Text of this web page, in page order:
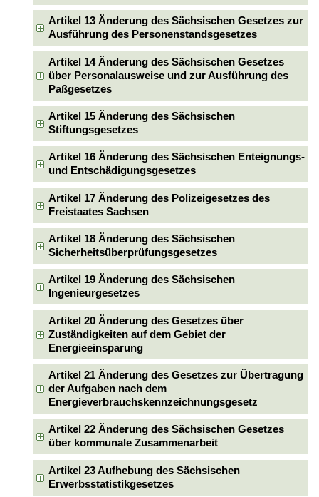
Artikel 13 Änderung des Sächsischen Gesetzes zur
Ausführung des Personenstandsgesetzes
Artikel 14 Änderung des Sächsischen Gesetzes
über Personalausweise und zur Ausführung des
Paßgesetzes
Artikel 15 Änderung des Sächsischen
Stiftungsgesetzes
Artikel 16 Änderung des Sächsischen Enteignungs-
und Entschädigungsgesetzes
Artikel 17 Änderung des Polizeigesetzes des
Freistaates Sachsen
Artikel 18 Änderung des Sächsischen
Sicherheitsüberprüfungsgesetzes
Artikel 19 Änderung des Sächsischen
Ingenieurgesetzes
Artikel 20 Änderung des Gesetzes über
Zuständigkeiten auf dem Gebiet der
Energieeinsparung
Artikel 21 Änderung des Gesetzes zur Übertragung
der Aufgaben nach dem
Energieverbrauchskennzeichnungsgesetz
Artikel 22 Änderung des Sächsischen Gesetzes
über kommunale Zusammenarbeit
Artikel 23 Aufhebung des Sächsischen
Erwerbsstatistikgesetzes